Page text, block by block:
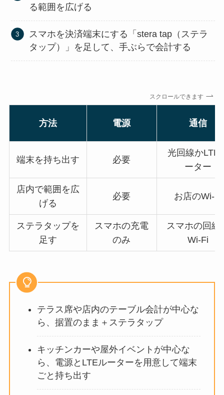
る範囲を広げる
スマホを決済端末にする「stera tap（ステラ
タップ）」を足して、手ぶらで会計する
スクロールできます
方法 電源 通信
端末を持ち出す 必要
光回線かLTE
ーター
店内で範囲を広
げる
必要 お店のWi-Fi
ステラタップを
足す
スマホの充電
のみ
スマホの回線
Wi-Fi
テラス席や店内のテーブル会計が中心な
ら、据置のまま＋ステラタップ
キッチンカーや屋外イベントが中心な
ら、電源とLTEルーターを用意して端末
ごと持ち出す